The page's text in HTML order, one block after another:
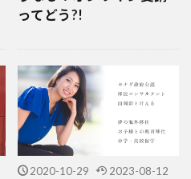
ってどう?!
2020-10-29 2023-08-12